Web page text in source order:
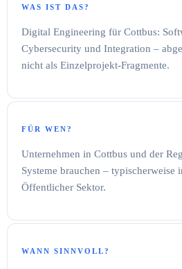
WAS IST DAS?
Digital Engineering für Cottbus:
Cybersecurity und Integration –
nicht als Einzelprojekt-Fragmente.
FÜR WEN?
Unternehmen in Cottbus und der
Systeme brauchen – typischerweise
Öffentlicher Sektor.
WANN SINNVOLL?